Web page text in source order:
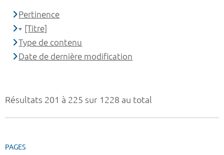
Résultats 201 à 225 sur 1228 au total
PAGES
Pertinence
[Titre]
Type de contenu
Date de dernière modification